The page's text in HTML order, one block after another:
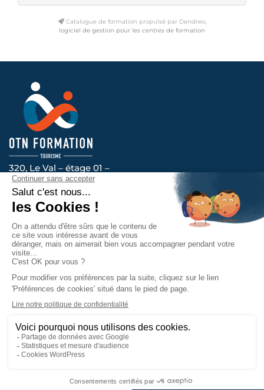
Catalogue de formation propulsé par Dendreo,
logiciel de gestion pour les centres de formation
320, Le Val – étage 01 –
14200 HEROUVILLE-SAINT-CLAIR
Voir l’itinéraire
Nous vous accompagnons au quotidien, contactez-
nous !
Prendre contact
au titre de la catégorie d’action
suivante : ACTIONS DE FORMATION.
Mentions légales
Politique de confidentialité